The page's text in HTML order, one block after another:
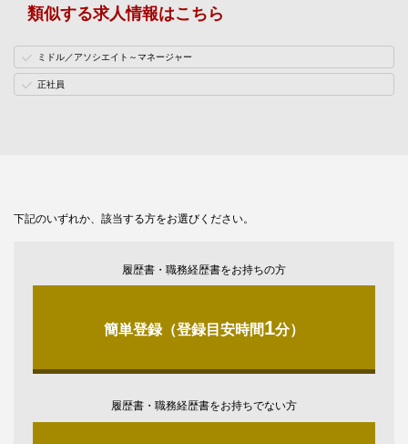
類似する求人情報はこちら
ミドル／アソシエイト～マネージャー
正社員
下記のいずれか、該当する方をお選びください。
履歴書・職務経歴書をお持ちの方
簡単登録（登録目安時間1分）
履歴書・職務経歴書をお持ちでない方